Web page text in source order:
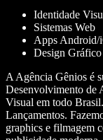
Identidade
Sistemas Web
Apps Android/
Design Gráfico
A Agência Gênios é
Desenvolvimento de
Visual em todo
Lançamentos.
graphics e filmagem